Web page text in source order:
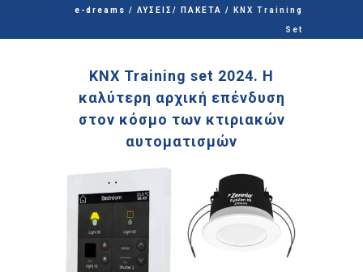
e-dreams / ΛΥΣΕΙΣ/ ΠΑΚΕΤΑ / KNX Training
Set
KNX Training set 2024. Η
καλύτερη αρχική επένδυση
στον κόσμο των κτιριακών
αυτοματισμών